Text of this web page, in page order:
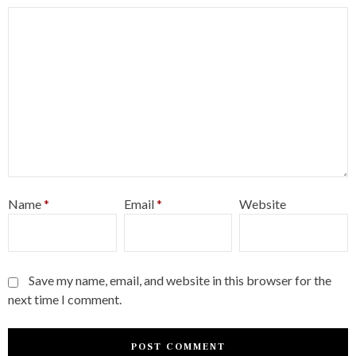
Name* Email* Website
Save my name, email, and website in this browser for the
next time I comment.